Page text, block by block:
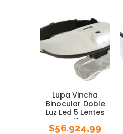
Lupa Vincha
Binocular Doble
Luz Led 5 Lentes
Galileo
$56.924,99